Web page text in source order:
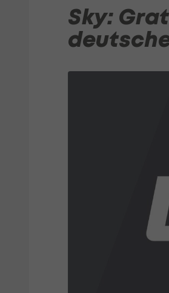
Sky: